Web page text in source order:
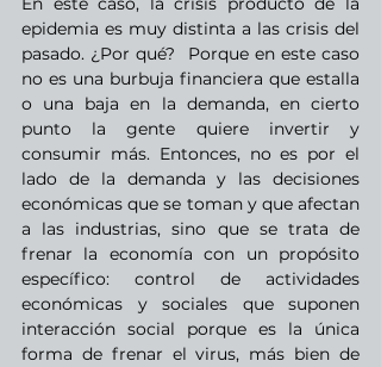
epidemia es muy distinta a las crisis del
pasado. ¿Por qué?  Porque en este caso
no es una burbuja financiera que estalla
o una baja en la demanda, en cierto
punto la gente quiere invertir y
consumir más. Entonces, no es por el
lado de la demanda y las decisiones
económicas que se toman y que afectan
a las industrias, sino que se trata de
frenar la economía con un propósito
específico: control de actividades
económicas y sociales que suponen
interacción social porque es la única
forma de frenar el virus, más bien de